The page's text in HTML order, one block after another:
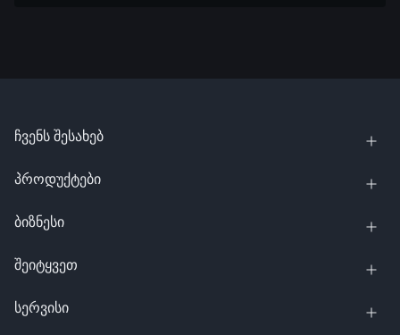
ჩვენს შესახებ
პროდუქტები
ბიზნესი
შეიტყვეთ
სერვისი